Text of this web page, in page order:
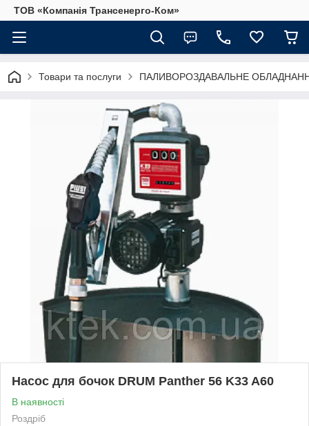
ТОВ «Компанія Трансенерго-Ком»
Товари та послуги ПАЛИВОРОЗДАВАЛЬНЕ
Насос для бочок DRUM Panther 56 K33 A60
В наявності
Роздріб